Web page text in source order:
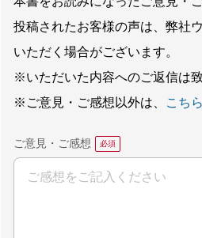
投稿されたお客様の声は、弊社
いただく場合がございます。
※いただいた内容へのご返信は
※ご意見・ご感想以外は、
こちら
ご意見・ご感想